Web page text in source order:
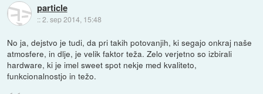
particle
::2. sep 2014, 15:48
No ja, dejstvo je tudi, da pri takih potovanjih, ki segajo onkraj naše
atmosfere, in dlje, je velik faktor teža. Zelo verjetno so izbirali
hardware, ki je imel sweet spot nekje med kvaliteto,
funkcionalnostjo in težo.